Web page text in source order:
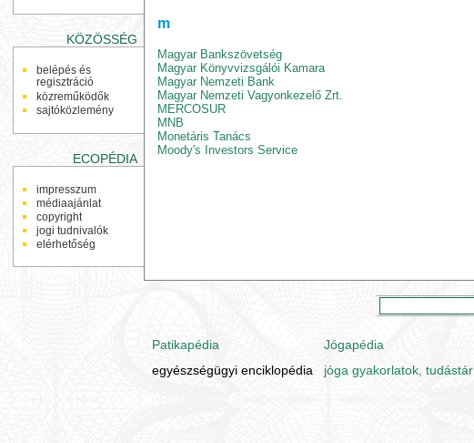
KÖZÖSSÉG
belépés és
regisztráció
közreműködők
sajtóközlemény
ECOPÉDIA
impresszum
médiaajánlat
copyright
jogi tudnivalók
elérhetőség
m
Magyar Bankszövetség
Magyar Könyvvizsgálói Kamara
Magyar Nemzeti Bank
Magyar Nemzeti Vagyonkezelő Zrt.
MERCOSUR
MNB
Monetáris Tanács
Moody's Investors Service
Patikapédia Jógapédia
egyészségügyi enciklopédia
jóga gyakorlatok, tudástár